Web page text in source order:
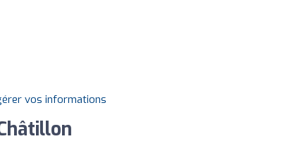
vos informations